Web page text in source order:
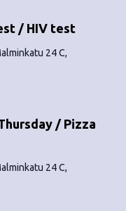
/ HIV test
24 C,
/ Pizza
24 C,